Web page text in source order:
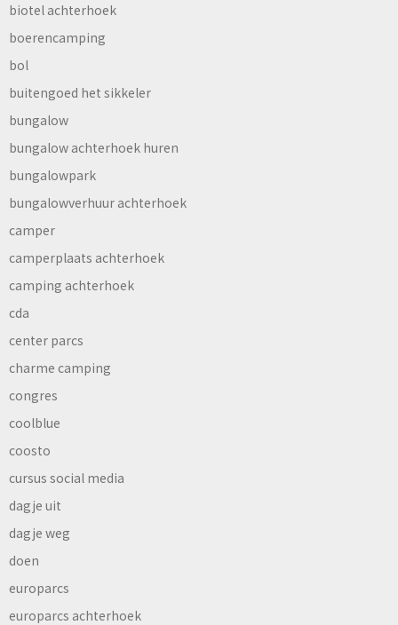
biotel achterhoek
boerencamping
bol
buitengoed het sikkeler
bungalow
bungalow achterhoek huren
bungalowpark
bungalowverhuur achterhoek
camper
camperplaats achterhoek
camping achterhoek
cda
center parcs
charme camping
congres
coolblue
coosto
cursus social media
dagje uit
dagje weg
doen
europarcs
europarcs achterhoek